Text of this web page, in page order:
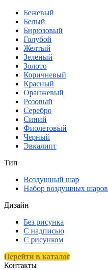
Бежевый
Белый
Бирюзовый
Голубой
Желтый
Зеленый
Золото
Коричневый
Красный
Оранжевый
Розовый
Серебро
Синий
Фиолетовый
Черный
Эвкалипт
Тип
Воздушный шар
Набор воздушных шаров
Дизайн
Без рисунка
С надписью
С рисунком
Перейти в каталог
Контакты